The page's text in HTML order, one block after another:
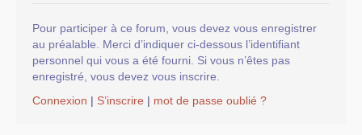
Pour participer à ce forum, vous devez vous enregistrer
au préalable. Merci d’indiquer ci-dessous l’identifiant
personnel qui vous a été fourni. Si vous n’êtes pas
enregistré, vous devez vous inscrire.
Connexion | S’inscrire | mot de passe oublié ?